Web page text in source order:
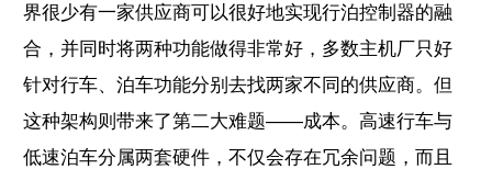
界很少有一家供应商可以很好地实现行泊控制器的融
合，并同时将两种功能做得非常好，多数主机厂只好
针对行车、泊车功能分别去找两家不同的供应商。但
这种架构则带来了第二大难题——成本。高速行车与
低速泊车分属两套硬件，不仅会存在冗余问题，而且